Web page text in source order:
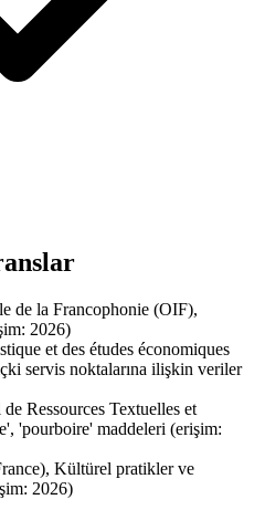
de la Francophonie (OIF),
2026)
et des études économiques
servis noktalarına ilişkin veriler
Ressources Textuelles et
'pourboire' maddeleri (erişim:
Kültürel pratikler ve
2026)